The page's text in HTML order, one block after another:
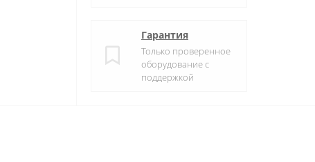
Гарантия
Только проверенное
оборудование с
поддержкой